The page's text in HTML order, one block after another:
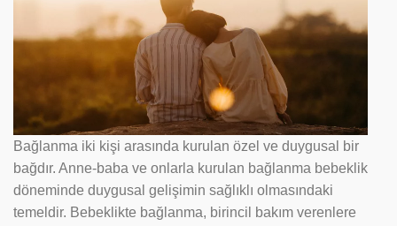
Bağlanma iki kişi arasında kurulan özel ve duygusal bir
bağdır. Anne-baba ve onlarla kurulan bağlanma bebeklik
döneminde duygusal gelişimin sağlıklı olmasındaki
temeldir. Bebeklikte bağlanma, birincil bakım verenlere